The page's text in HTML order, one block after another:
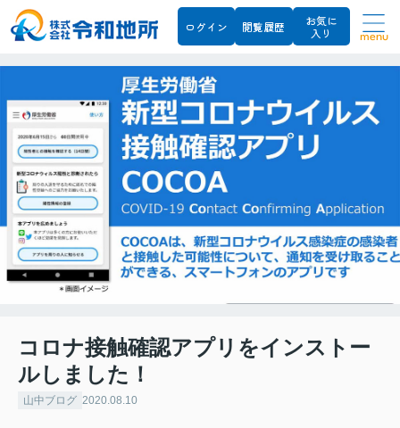
ログイン 閲覧履歴
お気に
入り
menu
コロナ接触確認アプリをインストー
ルしました！
山中ブログ 2020.08.10